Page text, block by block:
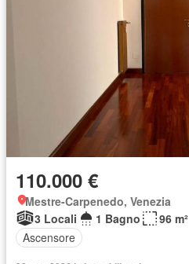
110.000 €
Mestre-Carpenedo, Venezia
3 Locali
1 Bagno
96 m²
Ascensore